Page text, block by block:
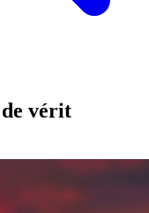
de vérit